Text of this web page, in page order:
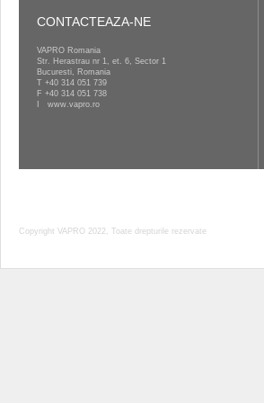
CONTACTEAZA-NE
VAPRO Romania
Str. Herastrau nr 1, et. 6, Sector 1
Bucuresti, Romania
T +40 314 051 739
F +40 314 051 738
www.vapro.ro
Copyright VAPRO 2022, Toate drepturile rezervate